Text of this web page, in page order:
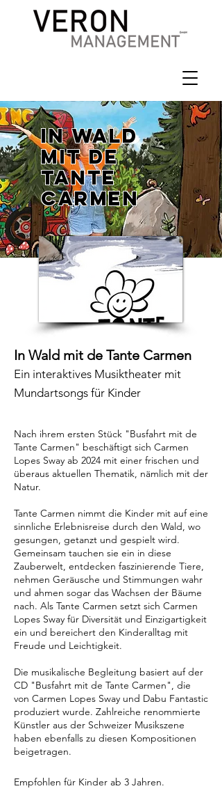
IN WALD
MIT DE
TANTE
CARMEN
In Wald mit de Tante Carmen
Ein interaktives Musiktheater mit
Mundartsongs für Kinder
Nach ihrem ersten Stück "Busfahrt mit de
Tante Carmen" beschäftigt sich Carmen
Lopes Sway ab 2024 mit einer frischen und
überaus aktuellen Thematik, nämlich mit der
Natur.
Tante Carmen nimmt die Kinder mit auf eine
sinnliche Erlebnisreise durch den Wald, wo
gesungen, getanzt und gespielt wird.
Gemeinsam tauchen sie ein in diese
Zauberwelt, entdecken faszinierende Tiere,
nehmen Geräusche und Stimmungen wahr
und ahmen sogar das Wachsen der Bäume
nach. Als Tante Carmen setzt sich Carmen
Lopes Sway für Diversität und Einzigartigkeit
ein und bereichert den Kinderalltag mit
Freude und Leichtigkeit.
Die musikalische Begleitung basiert auf der
CD "Busfahrt mit de Tante Carmen", die
von Carmen Lopes Sway und Dabu Fantastic
produziert wurde. Zahlreiche renommierte
Künstler aus der Schweizer Musikszene
haben ebenfalls zu diesen Kompositionen
beigetragen.
Empfohlen für Kinder ab 3 Jahren.